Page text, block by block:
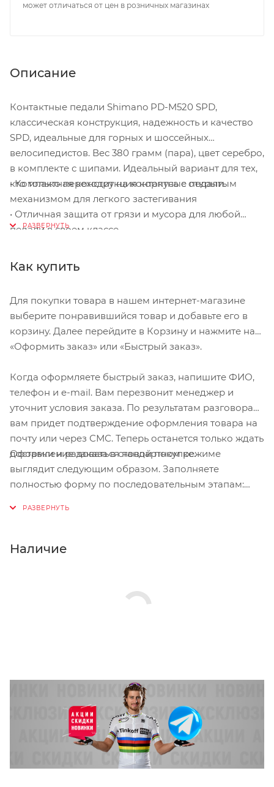
может отличаться от цен в розничных магазинах
Описание
Контактные педали Shimano PD-M520 SPD,
классическая конструкция, надежность и качество
SPD, идеальные для горных и шоссейных
велосипедистов. Вес 380 грамм (пара), цвет серебро,
в комплекте с шипами. Идеальный вариант для тех,
ктотолько переходит на контактные педали.
•Компактная конструкция корпусасоткрытым
механизмом для легкого застегивания
• Отличная защита от грязи и мусора для любой
педаливсвоем классе
Как купить
Для покупки товара в нашем интернет-магазине
выберите понравившийся товар и добавьте его в
корзину. Далее перейдите в Корзину и нажмите на
«Оформить заказ» или «Быстрый заказ».
Когда оформляете быстрый заказ, напишите ФИО,
телефон и e-mail. Вам перезвонит менеджер и
уточнит условия заказа. По результатам разговора
вам придет подтверждение оформления товара на
почту или через СМС. Теперь останется только ждать
доставки и радоваться новой покупке.
Оформление заказа в стандартном режиме
выглядит следующим образом. Заполняете
полностью форму по последовательным этапам:
Нажмите кнопку «Оформить заказ».
Наличие